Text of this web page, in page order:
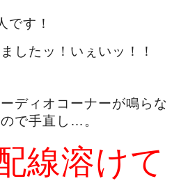
です！
したッ！いぇいッ！！
ディオコーナーが鳴らな
で手直し…。
線溶けて